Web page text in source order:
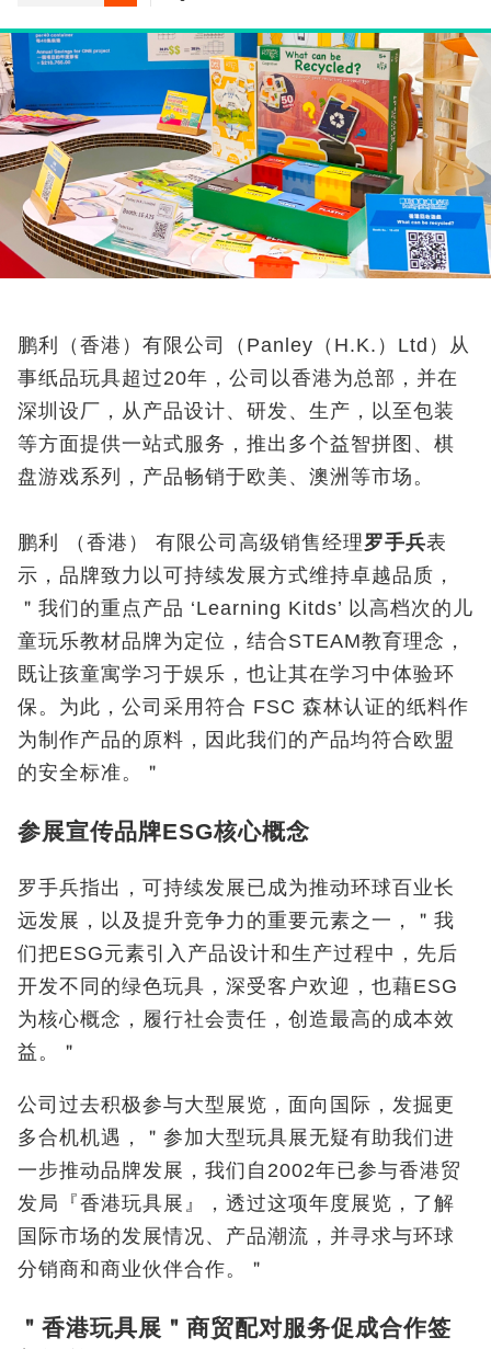
鹏利（香港）有限公司（Panley（H.K.）Ltd）从
事纸品玩具超过20年，公司以香港为总部，并在
深圳设厂，从产品设计、研发、生产，以至包装
等方面提供一站式服务，推出多个益智拼图、棋
盘游戏系列，产品畅销于欧美、澳洲等市场。
鹏利 （香港） 有限公司高级销售经理罗手兵表
示，品牌致力以可持续发展方式维持卓越品质，
＂我们的重点产品 ‘Learning Kitds’ 以高档次的儿
童玩乐教材品牌为定位，结合STEAM教育理念，
既让孩童寓学习于娱乐，也让其在学习中体验环
保。为此，公司采用符合 FSC 森林认证的纸料作
为制作产品的原料，因此我们的产品均符合欧盟
的安全标准。＂
参展宣传品牌ESG核心概念
罗手兵指出，可持续发展已成为推动环球百业长
远发展，以及提升竞争力的重要元素之一，＂我
们把ESG元素引入产品设计和生产过程中，先后
开发不同的绿色玩具，深受客户欢迎，也藉ESG
为核心概念，履行社会责任，创造最高的成本效
益。＂
公司过去积极参与大型展览，面向国际，发掘更
多合机机遇，＂参加大型玩具展无疑有助我们进
一步推动品牌发展，我们自2002年已参与香港贸
发局『香港玩具展』，透过这项年度展览，了解
国际市场的发展情况、产品潮流，并寻求与环球
分销商和商业伙伴合作。＂
＂香港玩具展＂商贸配对服务促成合作签